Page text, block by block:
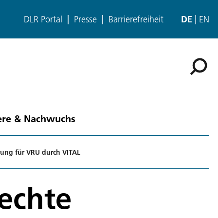
DLR Portal Presse Barrierefreiheit DE EN
& Nachwuchs
für VRU durch VITAL